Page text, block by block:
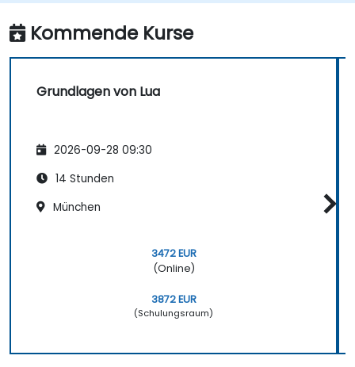
Kommende Kurse
Grundlagen von Lua
2026-09-28 09:30
14 Stunden
München
3472 EUR
(Online)
3872 EUR
(Schulungsraum)